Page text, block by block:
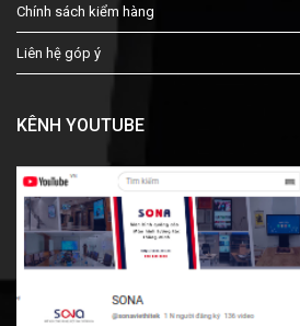
Chính sách kiểm hàng
Liên hệ góp ý
KÊNH YOUTUBE